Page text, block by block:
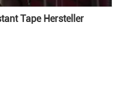
Tape Hersteller